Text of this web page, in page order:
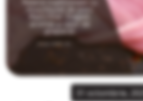
31 octombrie, 2025